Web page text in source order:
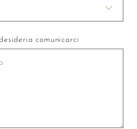
comunicarci